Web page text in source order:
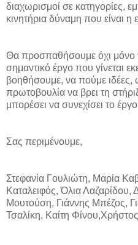
διαχωρισμοί σε κατηγορίες,
κινητήρια δύναμη που είναι η
Θα προσπαθήσουμε όχι μόνο
σημαντικό έργο που γίνεται
βοηθήσουμε, να πούμε ιδέες,
πρωτοβουλία να βρει τη
μπορέσει να συνεχίσει το
Σας περιμένουμε,
Στεφανία Γουλιώτη, Μαρία
Καταλειφός, Όλια Λαζαρίδου,
Μουτούση, Γιάννης Μπέζος,
Τσαλίκη, Καίτη